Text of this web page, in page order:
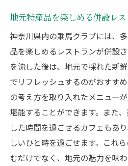
地元特産品を楽しめる併設レ
神奈川県内の乗馬クラブには、
品を楽しめるレストランが併設
を流した後は、地元で採れた新
でリフレッシュするのがおすす
の考え方を取り入れたメニュー
堪能することができます。また
した時間を過ごせるカフェもあ
しいひと時を過ごせます。これ
むだけでなく、地元の魅力を味